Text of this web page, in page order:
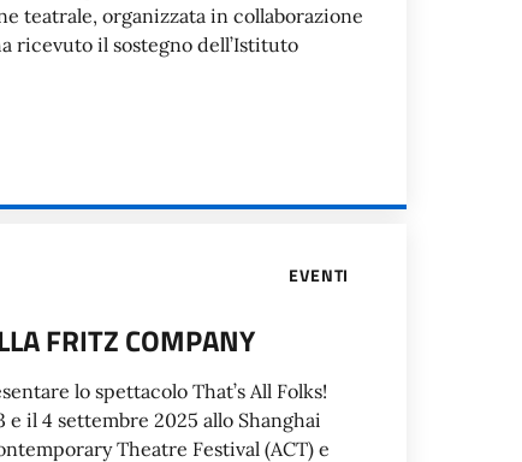
teatrale, organizzata in collaborazione
ricevuto il sostegno dell’Istituto
EVENTI
FRITZ COMPANY
lo spettacolo That’s All Folks!
il 4 settembre 2025 allo Shanghai
Theatre Festival (ACT) e